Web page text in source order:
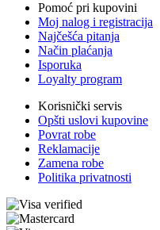
Pomoć pri kupovini
Moj nalog i registracija
Najčešća pitanja
Način plaćanja
Isporuka
Loyalty program
Korisnički servis
Opšti uslovi kupovine
Povrat robe
Reklamacije
Zamena robe
Politika privatnosti